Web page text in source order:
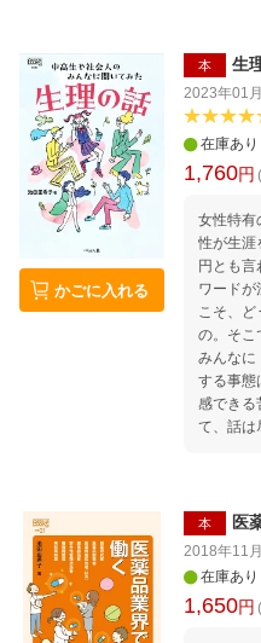
どんなこ
んなとこ
間でど
てくれ
インタ
潤 さん
学校 伊
あるの？
事 ○ 力
かの地
た！ イ
林 龍之
校 高倉
業技術
ュー4 座
安保 大
自分や将
率、質の
卒業生
工業高
ビュー2
かごに入れる
本 生
2023年01
在庫あり
1,760円
女性特有
性が生涯
円とも
ワードが
こそ、ど
の。そこ
みんなに
する事態
感できる
て、話は
理につい
学3年生
es Red
月経（生
本 医
2018年11
在庫あり
1,650円